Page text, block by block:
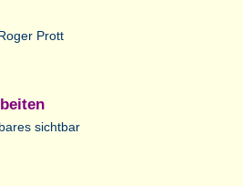
Prott
sichtbar